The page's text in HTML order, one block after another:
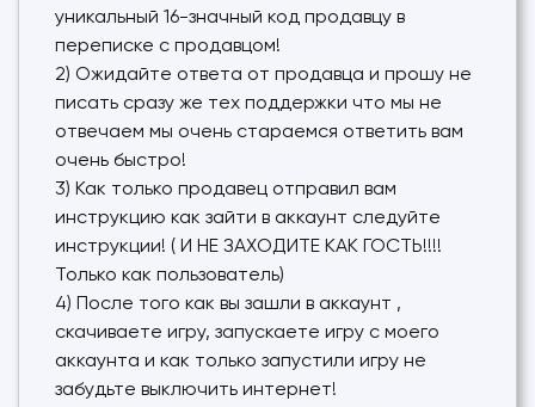
уникальный 16-значный код продавцу в
переписке с продавцом!
2) Ожидайте ответа от продавца и прошу не
писать сразу же тех поддержки что мы не
отвечаем мы очень стараемся ответить вам
очень быстро!
3) Как только продавец отправил вам
инструкцию как зайти в аккаунт следуйте
инструкции! ( И НЕ ЗАХОДИТЕ КАК ГОСТЬ!!!!
Только как пользователь)
4) После того как вы зашли в аккаунт ,
скачиваете игру, запускаете игру с моего
аккаунта и как только запустили игру не
забудьте выключить интернет!